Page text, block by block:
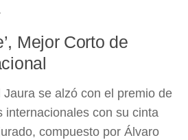
Mejor Corto de
Jaura se alzó con el premio de
internacionales con su cinta
compuesto por Álvaro